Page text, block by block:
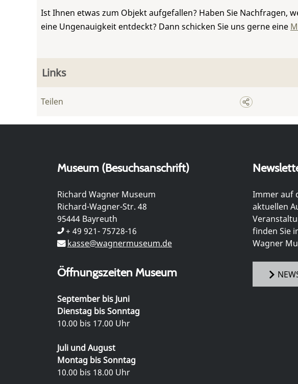
Ist Ihnen etwas zum Objekt aufgefallen? Haben Sie
eine Ungenauigkeit entdeckt? Dann schicken Sie uns gerne eine
Links
Teilen
Museum (Besuchsanschrift)
Richard Wagner Museum
Richard-Wagner-Str. 48
95444 Bayreuth
+ 49 921- 75728-16
kasse@wagnermuseum.de
Öffnungszeiten Museum
September bis Juni
Dienstag bis Sonntag
10.00 bis 17.00 Uhr
Juli und August
Montag bis Sonntag
10.00 bis 18.00 Uhr
Immer auf
aktuellen
finden Sie
Wagner